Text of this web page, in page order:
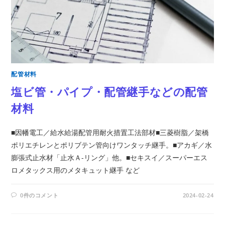
配管材料
塩ビ管・パイプ・配管継手などの配管
材料
■因幡電工／給水給湯配管用耐火措置工法部材■三菱樹脂／架橋
ポリエチレンとポリブテン管向けワンタッチ継手。■アカギ／水
膨張式止水材「止水Ａ-リング」他。■セキスイ／スーパーエス
ロメタックス用のメタキュット継手 など
0件のコメント 2024-02-24